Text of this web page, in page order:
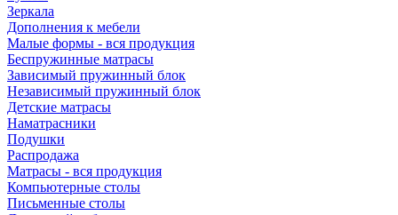
Зеркала
Дополнения к мебели
Малые формы - вся продукция
Беспружинные матрасы
Зависимый пружинный блок
Независимый пружинный блок
Детские матрасы
Наматрасники
Подушки
Распродажа
Матрасы - вся продукция
Компьютерные столы
Письменные столы